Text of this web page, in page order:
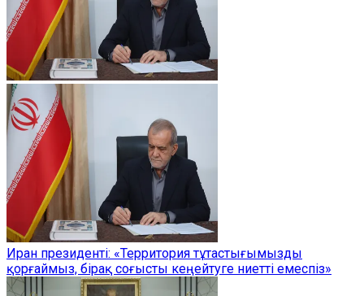
Иран президенті: «Территория тұтастығымызды
қорғаймыз, бірақ соғысты кеңейтуге ниетті емеспіз»